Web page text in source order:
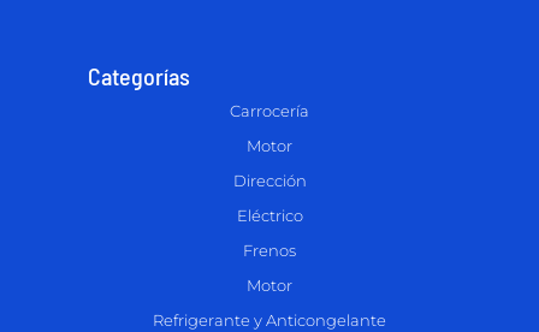
Categorías
Carrocería
Motor
Dirección
Eléctrico
Frenos
Motor
Refrigerante y Anticongelante